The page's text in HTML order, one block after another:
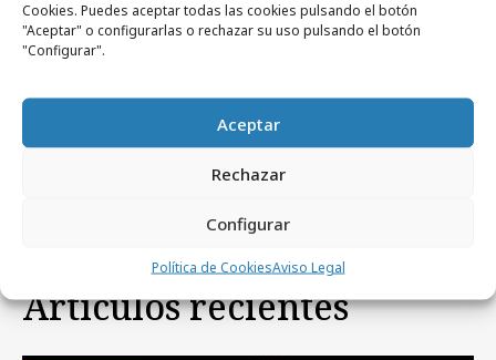
Cookies. Puedes aceptar todas las cookies pulsando el botón
"Aceptar" o configurarlas o rechazar su uso pulsando el botón
"Configurar".
Aceptar
Rechazar
Configurar
Política de CookiesAviso Legal
Ramen Studio crea junto a RTVE el especial
de IA del Telediario 2
Artículos recientes